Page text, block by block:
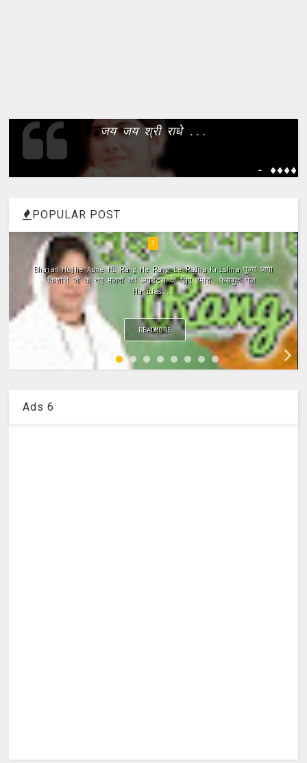
जय जय श्री राधे ...
- ����
POPULAR POST
4
ramayan ki chaupai, ramayan chaupai hindi, ramayan chaupai
in hindi, ramayan chaupai download, ramayan chaupai mp3,
ramayan chaupai video...
READMORE
Ads 6